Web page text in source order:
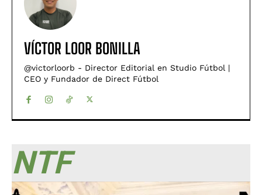
VÍCTOR LOOR BONILLA
@victorloorb - Director Editorial en Studio Fútbol |
CEO y Fundador de Direct Fútbol
NTF